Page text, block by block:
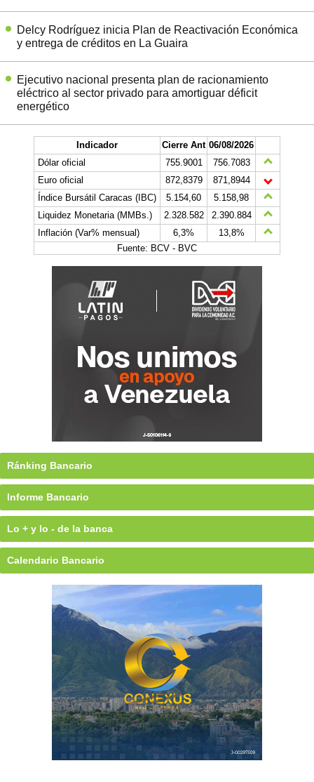
Delcy Rodríguez inicia Plan de Reactivación Económica
y entrega de créditos en La Guaira
Ejecutivo nacional presenta plan de racionamiento
eléctrico al sector privado para amortiguar déficit
energético
Indicador Cierre Ant 06/08/2026
Dólar oficial
755.9001
756.7083
Euro oficial
872,8379
871,8944
Índice Bursátil Caracas (IBC)
5.154,60
5.158,98
Liquidez Monetaria (MMBs.)
2.328.582
2.390.884
Inflación (Var% mensual)
6,3%
13,8%
Fuente: BCV - BVC
Ránking Bancario
Informe Bancario
Lo + y lo - de la banca
Calendario Bancario